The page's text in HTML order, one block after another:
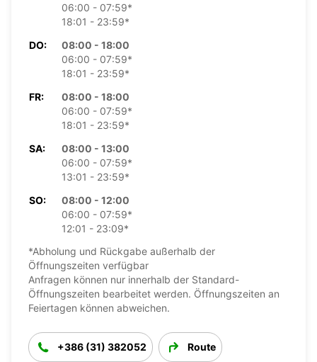
06:00 - 07:59*
18:01 - 23:59*
DO:
08:00 - 18:00
06:00 - 07:59*
18:01 - 23:59*
FR:
08:00 - 18:00
06:00 - 07:59*
18:01 - 23:59*
SA:
08:00 - 13:00
06:00 - 07:59*
13:01 - 23:59*
SO:
08:00 - 12:00
06:00 - 07:59*
12:01 - 23:09*
*Abholung und Rückgabe außerhalb der
Öffnungszeiten verfügbar
Anfragen können nur innerhalb der Standard-
Öffnungszeiten bearbeitet werden. Öffnungszeiten an
Feiertagen können abweichen.
+386 (31) 382052 Route